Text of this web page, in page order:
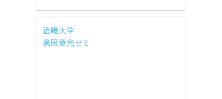
近畿大学
廣田章光ゼミ